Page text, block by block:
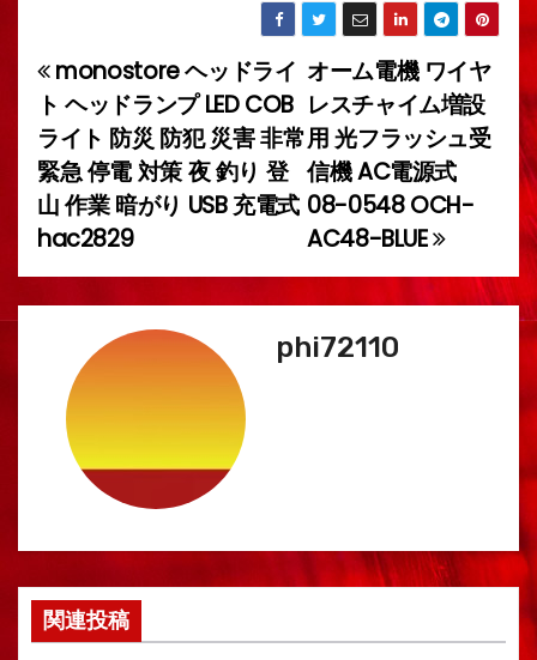
投
稿
ナ
ビ
ゲ
シ
ョ
オーム電機 ワイヤ
レスチャイム増設
用 光フラッシュ受
信機 AC電源式
08-0548 OCH-
AC48-BLUE
monostore ヘッドライ
ト ヘッドランプ LED COB
ライト 防災 防犯 災害 非常
緊急 停電 対策 夜 釣り 登
山 作業 暗がり USB 充電式
hac2829
phi72110
関連投稿